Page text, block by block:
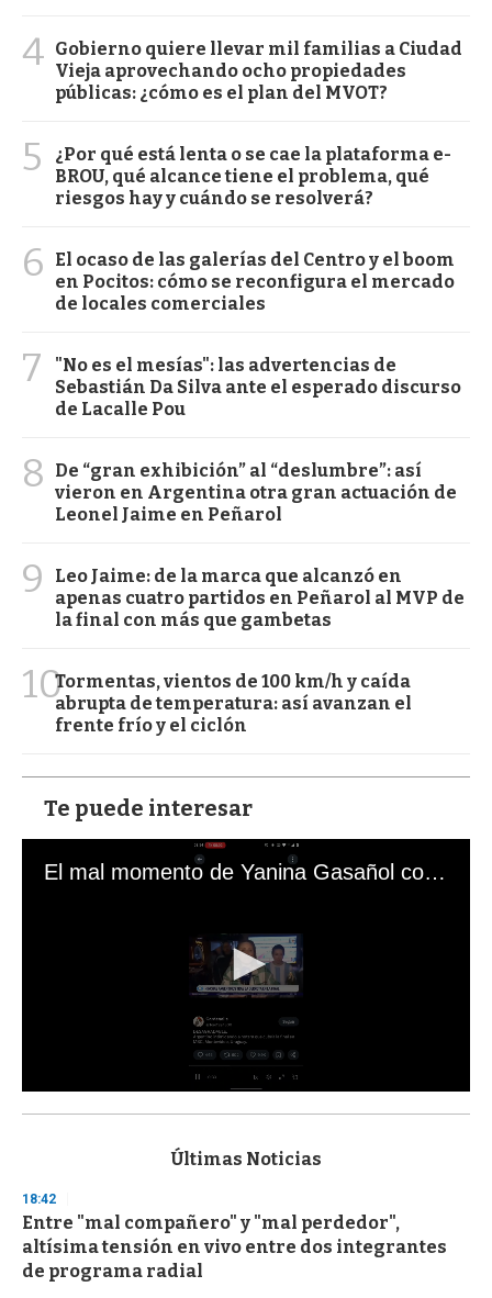
4 Gobierno quiere llevar mil familias a Ciudad
Vieja aprovechando ocho propiedades
públicas: ¿cómo es el plan del MVOT?
5
¿Por qué está lenta o se cae la plataforma e-
BROU, qué alcance tiene el problema, qué
riesgos hay y cuándo se resolverá?
6
El ocaso de las galerías del Centro y el boom
en Pocitos: cómo se reconfigura el mercado
de locales comerciales
7
"No es el mesías": las advertencias de
Sebastián Da Silva ante el esperado discurso
de Lacalle Pou
8
De “gran exhibición” al “deslumbre”: así
vieron en Argentina otra gran actuación de
Leonel Jaime en Peñarol
9
Leo Jaime: de la marca que alcanzó en
apenas cuatro partidos en Peñarol al MVP de
la final con más que gambetas
10Tormentas, vientos de 100 km/h y caída
abrupta de temperatura: así avanzan el
frente frío y el ciclón
Te puede interesar
El mal momento de Yanina Gasañol con un hincha argentino en "Subrayado"
s
d
s
o
f
3
Últimas Noticias
18:42
Entre "mal compañero" y "mal perdedor",
altísima tensión en vivo entre dos integrantes
de programa radial